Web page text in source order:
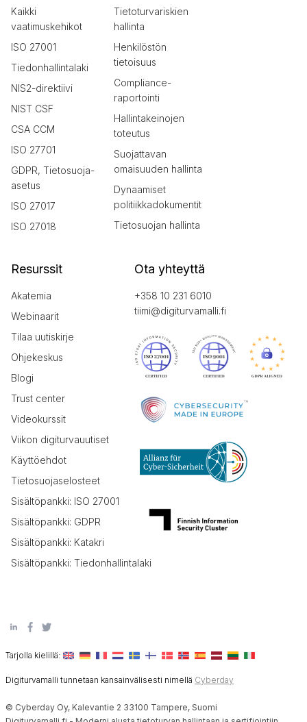
Kaikki
vaatimuskehikot
ISO 27001
Tiedonhallintalaki
NIS2-direktiivi
NIST CSF
CSA CCM
ISO 27701
GDPR, Tietosuoja-
asetus
ISO 27017
ISO 27018
Tietoturvariskien
hallinta
Henkilöstön
tietoisuus
Compliance-
raportointi
Hallintakeinojen
toteutus
Suojattavan
omaisuuden hallinta
Dynaamiset
politiikkadokumentit
Tietosuojan hallinta
Resurssit
Akatemia
Webinaarit
Tilaa uutiskirje
Ohjekeskus
Blogi
Trust center
Videokurssit
Viikon digiturvauutiset
Käyttöehdot
Tietosuojaselosteet
Sisältöpankki: ISO 27001
Sisältöpankki: GDPR
Sisältöpankki: Katakri
Sisältöpankki: Tiedonhallintalaki
Ota yhteyttä
+358 10 231 6010
tiimi@digiturvamalli.fi
Tarjolla kielillä:
Digiturvamalli tunnetaan kansainvälisesti nimellä Cyberday
© Cyberday Oy, Kalevantie 2 33100 Tampere, Suomi